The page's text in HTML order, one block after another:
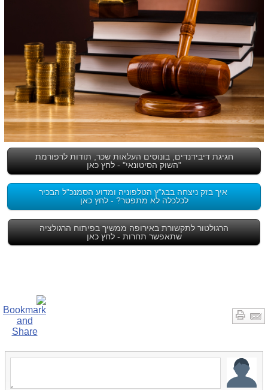
חגיגת דיבידנדים, בונוסים העלאות שכר, תודות לרפורמת
"השוק הסיטונאי" - לחץ כאן
איך בזק ניצחה בבג"ץ הטלפוניה ומדוע הסמנכ"ל הבכיר
לכלכלה לא מתפטר? - לחץ כאן
הרגולטור לתקשורת באירופה ממשיך בפיתוח הרגולציה
שתאפשר תחרות - לחץ כאן